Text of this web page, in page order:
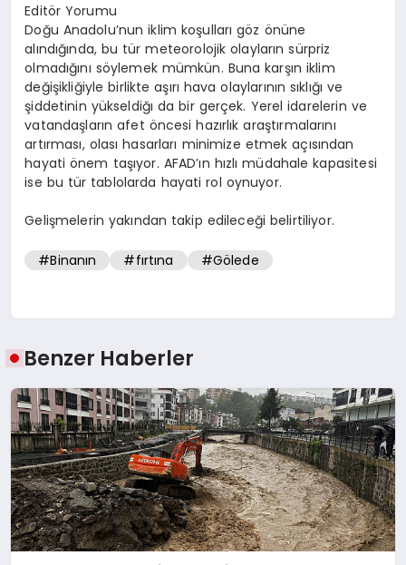
Editör Yorumu
Doğu Anadolu’nun iklim koşulları göz önüne
alındığında, bu tür meteorolojik olayların sürpriz
olmadığını söylemek mümkün. Buna karşın iklim
değişikliğiyle birlikte aşırı hava olaylarının sıklığı ve
şiddetinin yükseldiğı da bir gerçek. Yerel idarelerin ve
vatandaşların afet öncesi hazırlık araştırmalarını
artırması, olası hasarları minimize etmek açısından
hayati önem taşıyor. AFAD’ın hızlı müdahale kapasitesi
ise bu tür tablolarda hayati rol oynuyor.
Gelişmelerin yakından takip edileceği belirtiliyor.
#Binanın #fırtına #Gölede
Benzer Haberler